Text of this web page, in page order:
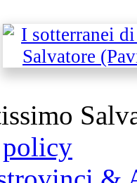
policy